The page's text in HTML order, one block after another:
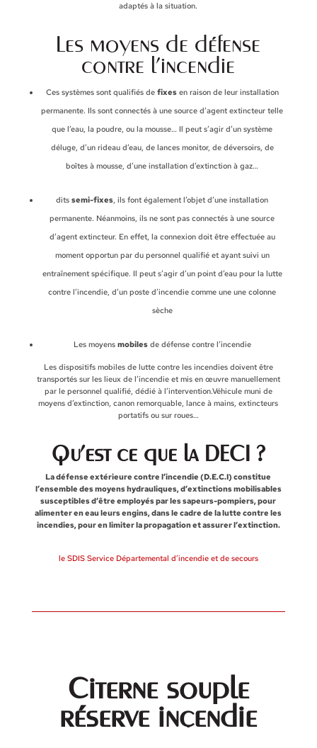
adaptés à la situation.
Les moyens de défense
contre l’incendie
Ces systèmes sont qualifiés de fixesen raison de leur installation
permanente. Ils sont connectés à une source d’agent extincteur telle
que l’eau, la poudre, ou la mousse… Il peut s’agir d’un système
déluge, d’un rideau d’eau, de lances monitor, de déversoirs, de
boîtes à mousse, d’une installation d’extinction à gaz…
ditssemi-fixes, ils font également l’objet d’une installation
permanente. Néanmoins, ils ne sont pas connectés à une source
d’agent extincteur. En effet, la connexion doit être effectuée au
moment opportun par du personnel qualifié et ayant suivi un
entraînement spécifique. Il peut s’agir d’un point d’eau pour la lutte
contre l’incendie, d’un poste d’incendie comme une une colonne
sèche
Les moyens mobilesde défense contre l’incendie
Les dispositifs mobiles de lutte contre les incendies doivent être
transportés sur les lieux de l’incendie et mis en œuvre manuellement
par le personnel qualifié, dédié à l’intervention.Véhicule muni de
moyens d’extinction, canon remorquable, lance à mains, extincteurs
portatifs ou sur roues…
Qu’est ce que la DECI ?
La défense extérieure contre l’incendie (D.E.C.I) constitue
l’ensemble des moyens hydrauliques, d’extinctions mobilisables
susceptibles d’être employés par les sapeurs-pompiers, pour
alimenter en eau leurs engins, dans le cadre de la lutte contre les
incendies, pour en limiter la propagation et assurer l’extinction.
le SDIS Service Départemental d’incendie et de secours
Citerne souple
réserve incendie